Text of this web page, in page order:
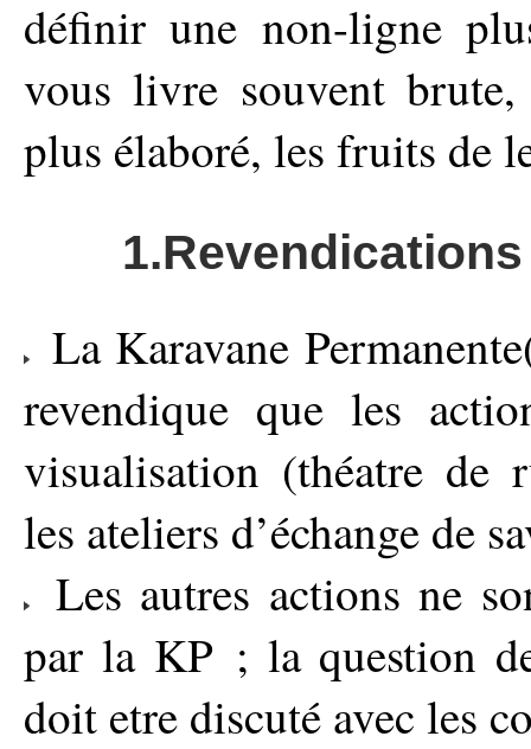
définir une non-ligne
vous livre souvent
plus élaboré, les fruits de
La Karavane
revendique que les
visualisation (théatre de
les ateliers d’échange de
Les autres actions ne
par la KP ; la question
doit etre discuté avec les